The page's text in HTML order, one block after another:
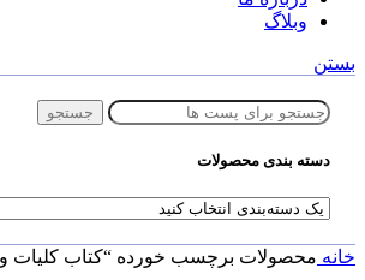
وبلاگ
بستن
جستجو
دسته بندی محصولات
خانه محصولات برچسب خورده “کتاب کلیات